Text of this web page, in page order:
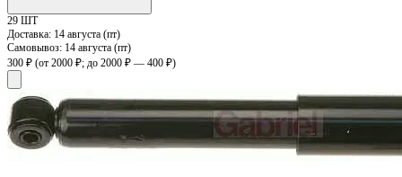
29 ШТ
Доставка: 14 августа (пт)
Самовывоз: 14 августа (пт)
300 ₽ (от 2000 ₽; до 2000 ₽ — 400 ₽)